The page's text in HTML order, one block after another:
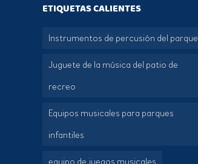
ETIQUETAS CALIENTES
Instrumentos de percusión del parque
Juguete de la música del patio de
recreo
Equipos musicales para parques
infantiles
equipo de juegos musicales